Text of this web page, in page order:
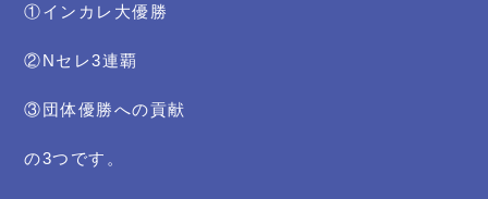
①インカレ大優勝
②Nセレ3連覇
③団体優勝への貢献
の3つです。